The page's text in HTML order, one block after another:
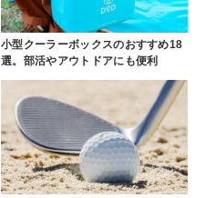
小型クーラーボックスのおすすめ18
選。部活やアウトドアにも便利